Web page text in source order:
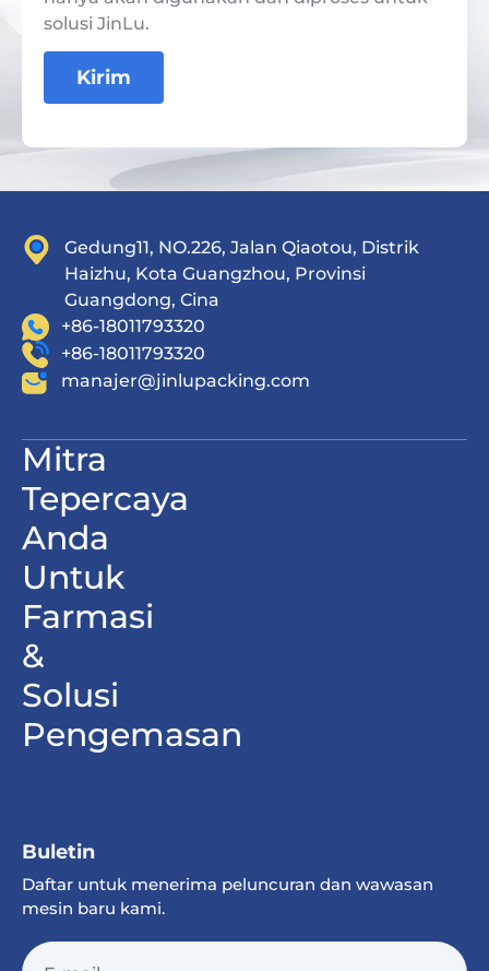
solusi JinLu.
Kirim
Gedung11, NO.226, Jalan Qiaotou, Distrik
Haizhu, Kota Guangzhou, Provinsi
Guangdong, Cina
+86-18011793320
+86-18011793320
manajer@jinlupacking.com
Mitra
Tepercaya
Anda
Untuk
Farmasi
&
Solusi
Pengemasan
Buletin
Daftar untuk menerima peluncuran dan wawasan
mesin baru kami.